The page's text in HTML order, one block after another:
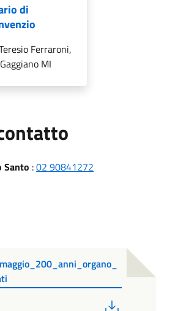
di
Ferraroni,
MI
Santo :02 90841272